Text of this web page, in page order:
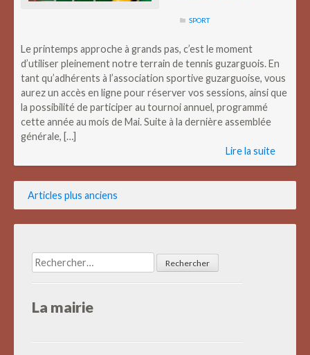
SPORT
Le printemps approche à grands pas, c’est le moment
d’utiliser pleinement notre terrain de tennis guzarguois. En
tant qu’adhérents à l’association sportive guzarguoise, vous
aurez un accès en ligne pour réserver vos sessions, ainsi que
la possibilité de participer au tournoi annuel, programmé
cette année au mois de Mai. Suite à la dernière assemblée
générale, […]
Lire la suite
Navigation
des
Articles plus anciens
Rechercher :
La mairie